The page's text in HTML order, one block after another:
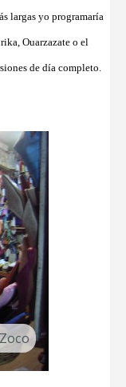
largas yo programaría
Ouarzazate o el
de día completo.